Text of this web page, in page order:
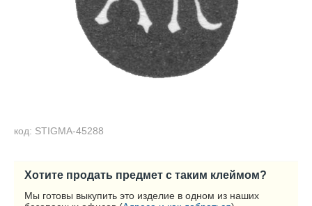
код: STIGMA-45288
Хотите продать предмет с таким клеймом?
Мы готовы выкупить это изделие в одном из наших